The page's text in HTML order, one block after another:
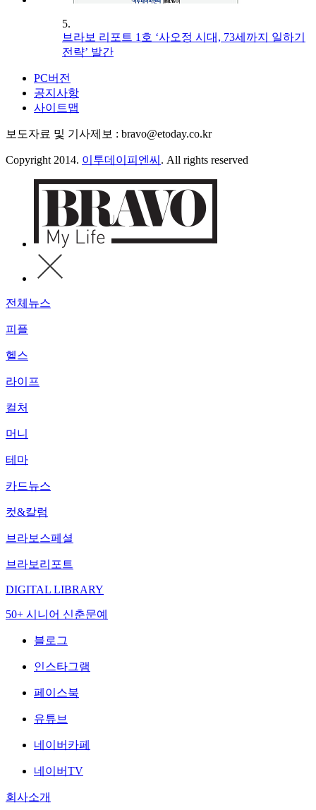
5.
브라보 리포트 1호 ‘사오정 시대, 73세까지 일하기
전략’ 발간
PC버전
공지사항
사이트맵
보도자료 및 기사제보 : bravo@etoday.co.kr
Copyright 2014. 이투데이피엔씨 . All rights reserved
전체뉴스
피플
헬스
라이프
컬처
머니
테마
카드뉴스
컷&칼럼
브라보스페셜
브라보리포트
DIGITAL LIBRARY
50+ 시니어 신춘문예
블로그
인스타그램
페이스북
유튜브
네이버카페
네이버TV
회사소개